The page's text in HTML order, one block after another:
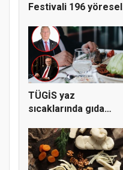
Festivali 196 yöresel
TÜGİS yaz
sıcaklarında gıda